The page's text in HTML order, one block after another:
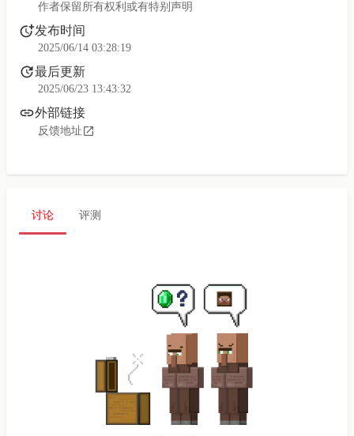
作者保留所有权利或有特别声明
发布时间
2025/06/14 03:28:19
最后更新
2025/06/23 13:43:32
外部链接
反馈地址
讨论 评测